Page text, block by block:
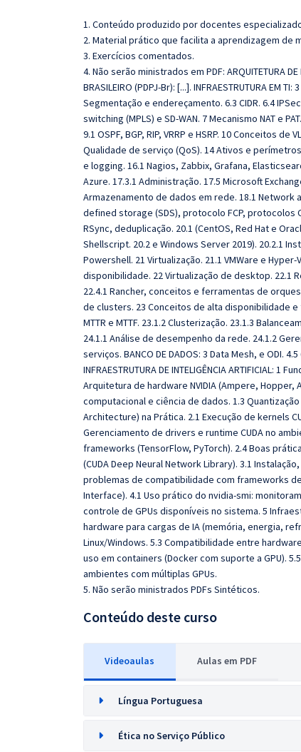
1. Conteúdo produzido por docentes
2. Material prático que facilita a aprendizagem de
3. Exercícios comentados.
4. Não serão ministrados em PDF: ARQUITETURA DE
BRASILEIRO (PDPJ-Br): [...]. INFRAESTRUTURA EM
Segmentação e endereçamento. 6.3 CIDR. 6.4
switching (MPLS) e SD‐WAN. 7 Mecanismo NAT e
9.1 OSPF, BGP, RIP, VRRP e HSRP. 10 Conceitos de
Qualidade de serviço (QoS). 14 Ativos e
e logging. 16.1 Nagios, Zabbix, Grafana,
Azure. 17.3.1 Administração. 17.5 Microsoft
Armazenamento de dados em rede. 18.1
defined storage (SDS), protocolo FCP, protocolos
RSync, deduplicação. 20.1 (CentOS, Red Hat e
Shellscript. 20.2 e Windows Server 2019). 20.2.1
Powershell. 21 Virtualização. 21.1 VMWare e
disponibilidade. 22 Virtualização de desktop. 22.1
22.4.1 Rancher, conceitos e ferramentas de
de clusters. 23 Conceitos de alta disponibilidade e
MTTR e MTTF. 23.1.2 Clusterização. 23.1.3
24.1.1 Análise de desempenho da rede. 24.1.2
serviços. BANCO DE DADOS: 3 Data Mesh, e ODI.
INFRAESTRUTURA DE INTELIGÊNCIA ARTIFICIAL:
Arquitetura de hardware NVIDIA (Ampere,
computacional e ciência de dados. 1.3 Quantização
Architecture) na Prática. 2.1 Execução de kernels
Gerenciamento de drivers e runtime CUDA no
frameworks (TensorFlow, PyTorch). 2.4 Boas
(CUDA Deep Neural Network Library). 3.1
problemas de compatibilidade com frameworks de
Interface). 4.1 Uso prático do nvidia-smi:
controle de GPUs disponíveis no sistema. 5
hardware para cargas de IA (memória, energia,
Linux/Windows. 5.3 Compatibilidade entre
uso em containers (Docker com suporte a GPU).
ambientes com múltiplas GPUs.
5. Não serão ministrados PDFs Sintéticos.
Conteúdo deste curso
Videoaulas Aulas em PDF
Língua Portuguesa
Ética no Serviço Público